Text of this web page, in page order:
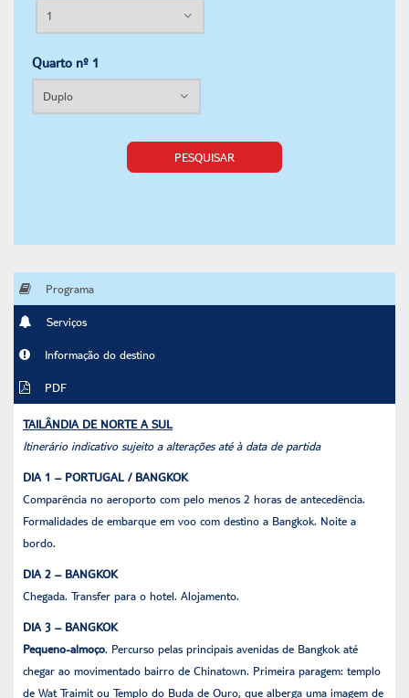
Quarto nº 1
PESQUISAR
Programa
Serviços
Informação do destino
PDF
TAILÂNDIA DE NORTE A SUL
Itinerário indicativo sujeito a alterações até à data de partida
DIA 1 – PORTUGAL / BANGKOK
Comparência no aeroporto com pelo menos 2 horas de antecedência.
Formalidades de embarque em voo com destino a Bangkok. Noite a
bordo.
DIA 2 – BANGKOK
Chegada. Transfer para o hotel. Alojamento.
DIA 3 – BANGKOK
Pequeno-almoço. Percurso pelas principais avenidas de Bangkok até
chegar ao movimentado bairro de Chinatown. Primeira paragem: templo
de Wat Traimit ou Templo do Buda de Ouro, que alberga uma imagem de